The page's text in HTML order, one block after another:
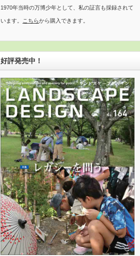
1970年当時の万博少年として、私の証言も採録されて
います。 こちらから購入できます。
好評発売中！